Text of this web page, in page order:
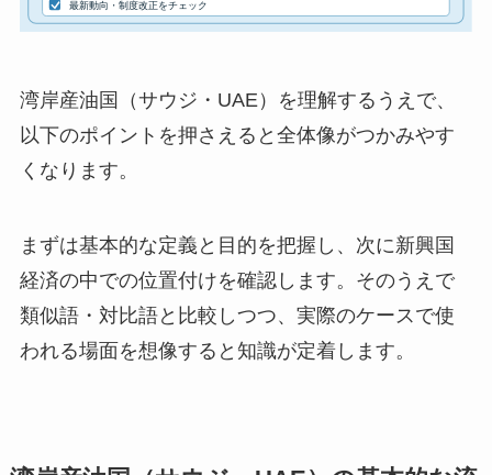
湾岸産油国（サウジ・UAE）を理解するうえで、
以下のポイントを押さえると全体像がつかみやす
くなります。
まずは基本的な定義と目的を把握し、次に新興国
経済の中での位置付けを確認します。そのうえで
類似語・対比語と比較しつつ、実際のケースで使
われる場面を想像すると知識が定着します。